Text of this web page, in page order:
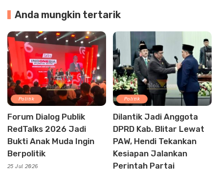
Anda mungkin tertarik
Politik
Forum Dialog Publik
RedTalks 2026 Jadi
Bukti Anak Muda Ingin
Berpolitik
25 Jul 2026
Politik
Dilantik Jadi Anggota
DPRD Kab. Blitar Lewat
PAW, Hendi Tekankan
Kesiapan Jalankan
Perintah Partai